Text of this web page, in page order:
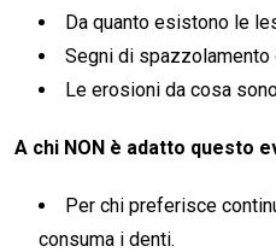
Da quanto esistono le
Segni di spazzolamento
Le erosioni da cosa
A chi NON è adatto questo
Per chi preferisce
consuma i denti.